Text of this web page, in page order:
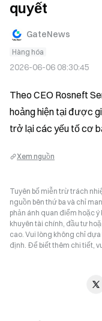
quyết
GateNews
Hàng hóa
2026-06-06 08:30:45
Theo CEO Rosneft
hoảng hiện tại được
trở lại các yếu tố cơ
Xem nguồn
Tuyên bố miễn trừ trách
nguồn bên thứ ba và chỉ
phản ánh quan điểm hoặc
khuyên tài chính, đầu tư
cao. Vui lòng không chỉ
định. Để biết thêm chi tiết,